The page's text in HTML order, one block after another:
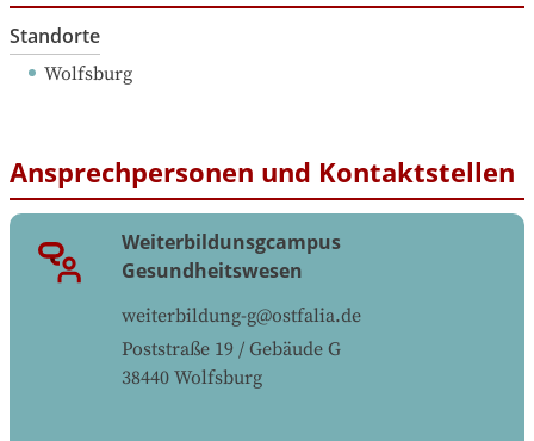
Standorte
Wolfsburg
Ansprechpersonen und Kontaktstellen
Weiterbildunsgcampus
Gesundheitswesen
weiterbildung-g@ostfalia.de
Poststraße 19 / Gebäude G
38440 Wolfsburg